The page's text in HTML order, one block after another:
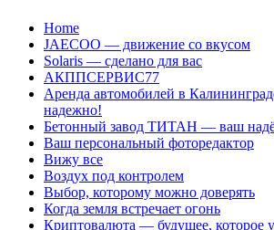
Перейти
содержанию
Home
JAECOO — движение со вкусом
Solaris — сделано для вас
АКППСЕРВИС77
Аренда автомобилей в
надежно!
Бетонный завод ТИТАН — ваш
Ваш персональный фоторедактор
Вижу все
Воздух под контролем
Выбор, которому можно доверять
Когда земля встречает огонь
Криптовалюта — будущее, которое